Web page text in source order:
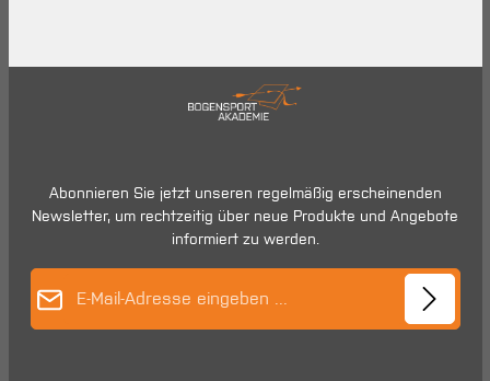
Abonnieren Sie jetzt unseren regelmäßig erscheinenden
Newsletter, um rechtzeitig über neue Produkte und Angebote
informiert zu werden.